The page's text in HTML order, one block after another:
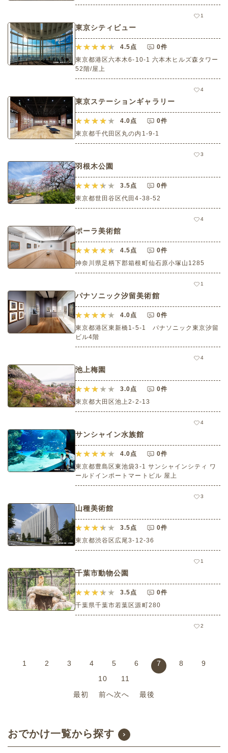
1
東京シティビュー
4.5点
0件
東京都港区六本木6-10-1 六本木ヒルズ森タワー
52階/屋上
4
東京ステーションギャラリー
4.0点
0件
東京都千代田区丸の内1-9-1
3
羽根木公園
3.5点
0件
東京都世田谷区代田4-38-52
4
ポーラ美術館
4.5点
0件
神奈川県足柄下郡箱根町仙石原小塚山1285
1
パナソニック汐留美術館
4.0点
0件
東京都港区東新橋1-5-1 パナソニック東京汐留
ビル4階
4
池上梅園
3.0点
0件
東京都大田区池上2-2-13
4
サンシャイン水族館
4.0点
0件
東京都豊島区東池袋3-1 サンシャインシティ ワ
ールドインポートマートビル 屋上
3
山種美術館
3.5点
0件
東京都渋谷区広尾3-12-36
1
千葉市動物公園
3.5点
0件
千葉県千葉市若葉区源町280
2
最初 前へ
1 2 3 4 5 6 7 8
9
10
11
次へ
最後
おでかけ一覧から探す